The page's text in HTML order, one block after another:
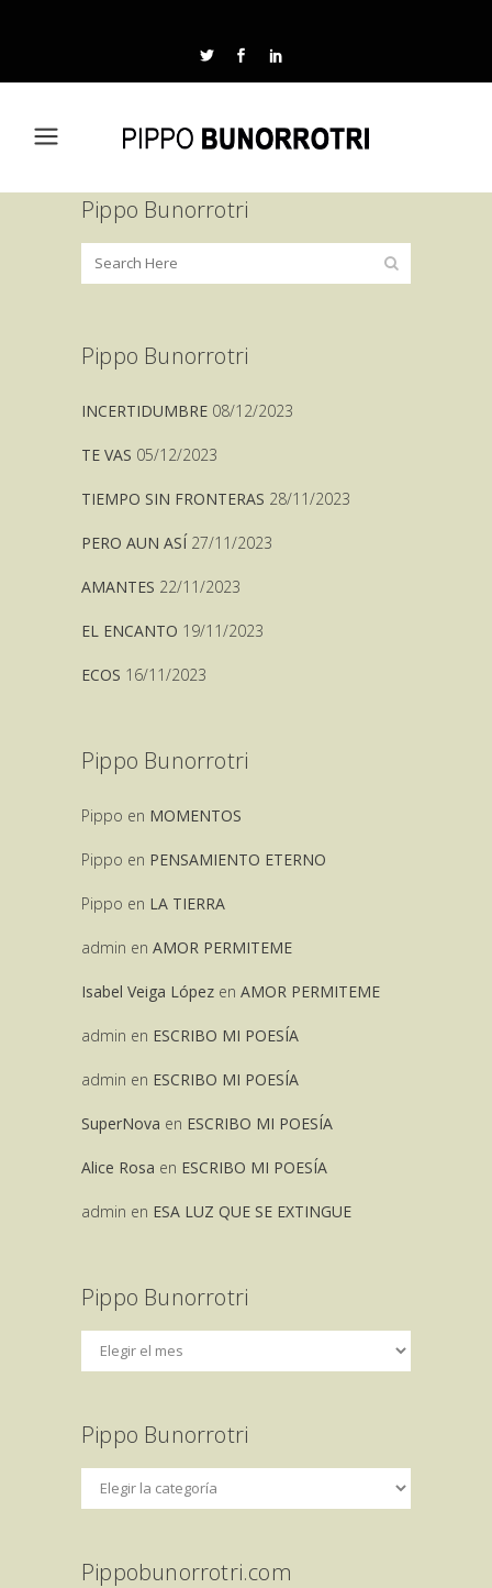
Pippo Bunorrotri
Pippo Bunorrotri
INCERTIDUMBRE 08/12/2023
TE VAS 05/12/2023
TIEMPO SIN FRONTERAS 28/11/2023
PERO AUN ASÍ 27/11/2023
AMANTES 22/11/2023
EL ENCANTO 19/11/2023
ECOS 16/11/2023
Pippo Bunorrotri
Pippo en MOMENTOS
Pippo en PENSAMIENTO ETERNO
Pippo en LA TIERRA
admin en AMOR PERMITEME
Isabel Veiga López en AMOR PERMITEME
admin en ESCRIBO MI POESÍA
admin en ESCRIBO MI POESÍA
SuperNova en ESCRIBO MI POESÍA
Alice Rosa en ESCRIBO MI POESÍA
admin en ESA LUZ QUE SE EXTINGUE
Pippo Bunorrotri
Pippo Bunorrotri
Pippobunorrotri.com